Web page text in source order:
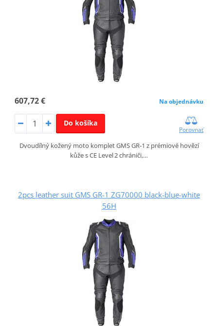
607,72 € Na objednávku
Do košíka
Porovnať
Dvoudílný kožený moto komplet GMS GR‑1 z prémiové hovězí
kůže s CE Level 2 chrániči,…
2pcs leather suit GMS GR-1 ZG70000 black-blue-white
56H